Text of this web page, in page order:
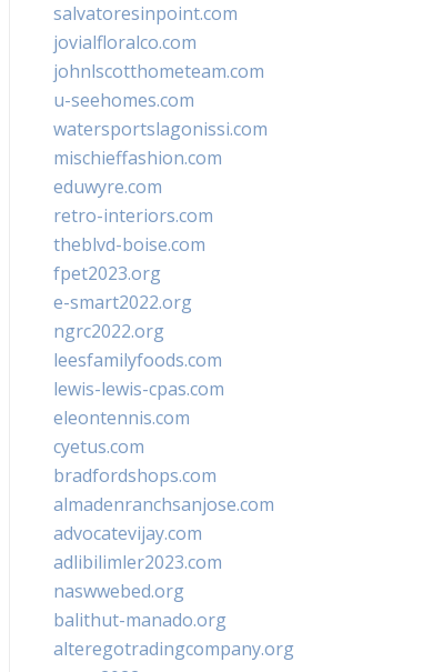
salvatoresinpoint.com
jovialfloralco.com
johnlscotthometeam.com
u-seehomes.com
watersportslagonissi.com
mischieffashion.com
eduwyre.com
retro-interiors.com
theblvd-boise.com
fpet2023.org
e-smart2022.org
ngrc2022.org
leesfamilyfoods.com
lewis-lewis-cpas.com
eleontennis.com
cyetus.com
bradfordshops.com
almadenranchsanjose.com
advocatevijay.com
adlibilimler2023.com
naswwebed.org
balithut-manado.org
alteregotradingcompany.org